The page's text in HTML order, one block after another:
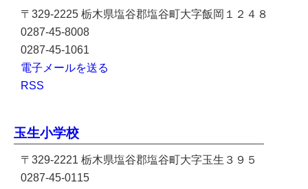
〒329-2225 栃木県塩谷郡塩谷町大字飯岡１２４８
0287-45-8008
0287-45-1061
電子メールを送る
RSS
玉生小学校
〒329-2221 栃木県塩谷郡塩谷町大字玉生３９５
0287-45-0115